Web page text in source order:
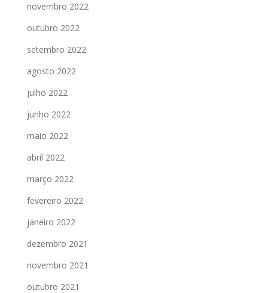
novembro 2022
outubro 2022
setembro 2022
agosto 2022
julho 2022
junho 2022
maio 2022
abril 2022
março 2022
fevereiro 2022
janeiro 2022
dezembro 2021
novembro 2021
outubro 2021